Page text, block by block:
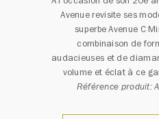
Avenue revisite ses
superbe Avenue C
combinaison de
audacieuses et de
volume et éclat à ce
Référence produit: